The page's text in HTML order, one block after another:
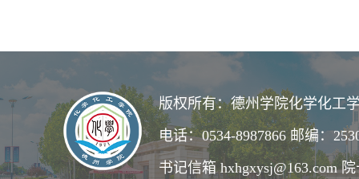
版权所有：德州学院化学化工
电话：0534-8987866 邮编：
书记信箱 hxhgxysj@163.com